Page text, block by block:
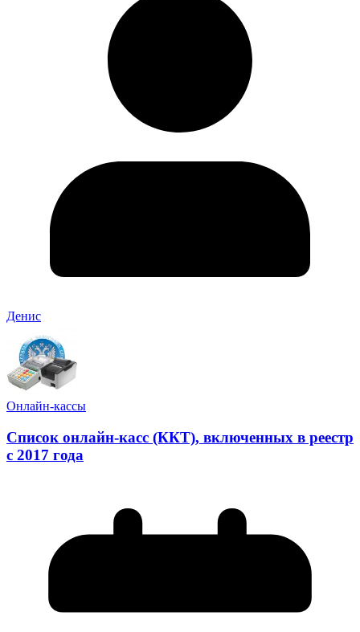
Денис
Онлайн-кассы
Список онлайн-касс (ККТ), включенных в реестр
с 2017 года